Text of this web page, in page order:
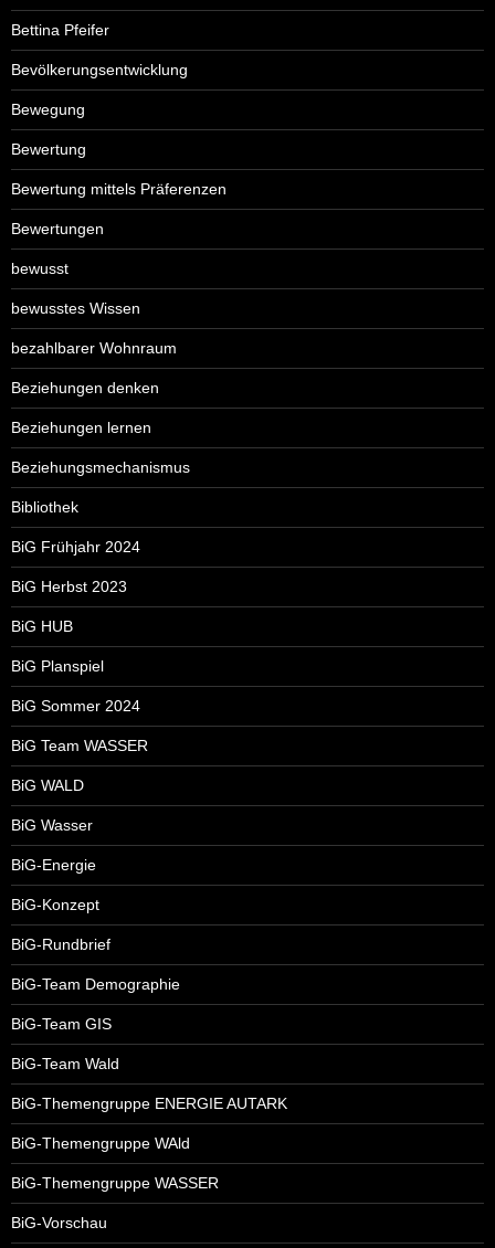
Bettina Pfeifer
Bevölkerungsentwicklung
Bewegung
Bewertung
Bewertung mittels Präferenzen
Bewertungen
bewusst
bewusstes Wissen
bezahlbarer Wohnraum
Beziehungen denken
Beziehungen lernen
Beziehungsmechanismus
Bibliothek
BiG Frühjahr 2024
BiG Herbst 2023
BiG HUB
BiG Planspiel
BiG Sommer 2024
BiG Team WASSER
BiG WALD
BiG Wasser
BiG-Energie
BiG-Konzept
BiG-Rundbrief
BiG-Team Demographie
BiG-Team GIS
BiG-Team Wald
BiG-Themengruppe ENERGIE AUTARK
BiG-Themengruppe WAld
BiG-Themengruppe WASSER
BiG-Vorschau